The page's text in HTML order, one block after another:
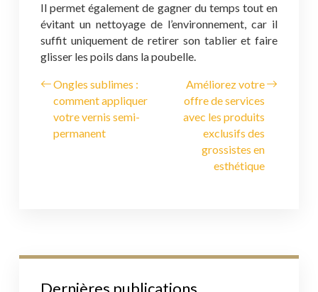
Il permet également de gagner du temps tout en
évitant un nettoyage de l’environnement, car il
suffit uniquement de retirer son tablier et faire
glisser les poils dans la poubelle.
Ongles sublimes :
comment appliquer
votre vernis semi-
permanent
Améliorez votre
offre de services
avec les produits
exclusifs des
grossistes en
esthétique
Dernières publications